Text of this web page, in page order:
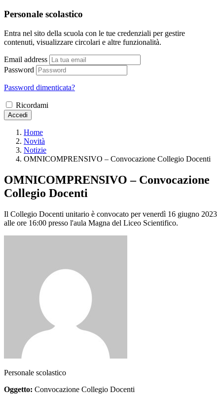
Personale scolastico
Entra nel sito della scuola con le tue credenziali per gestire
contenuti, visualizzare circolari e altre funzionalità.
Email address
Password
Password dimenticata?
Ricordami
Accedi
Home
Novità
Notizie
OMNICOMPRENSIVO – Convocazione Collegio Docenti
OMNICOMPRENSIVO – Convocazione
Collegio Docenti
Il Collegio Docenti unitario è convocato per venerdì 16 giugno 2023
alle ore 16:00 presso l'aula Magna del Liceo Scientifico.
Personale scolastico
Oggetto: Convocazione Collegio Docenti